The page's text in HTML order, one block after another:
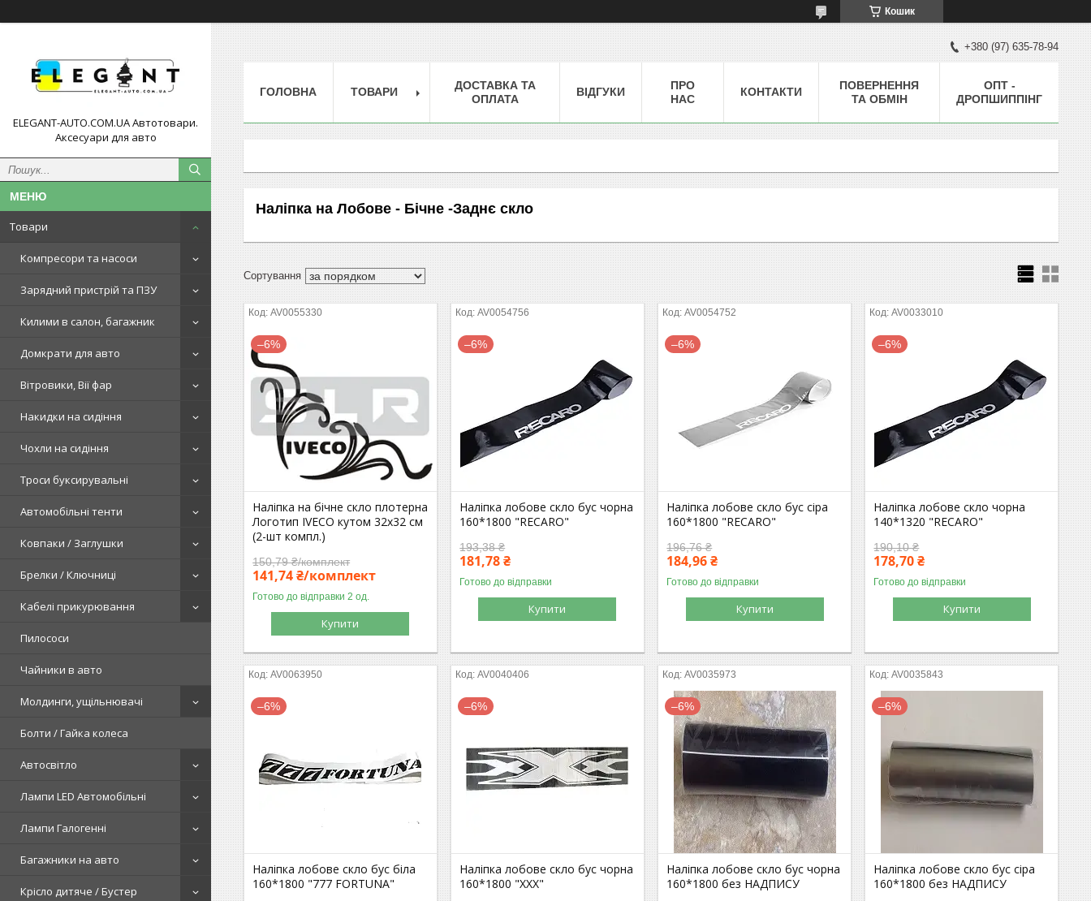
Кошик
ELEGANT-AUTO.COM.UA Автотовари.
Аксесуари для авто
Товари
Компресори та насоси
Зарядний пристрій та ПЗУ
Килими в салон, багажник
Домкрати для авто
Вітровики, Вії фар
Накидки на сидіння
Чохли на сидіння
Троси буксирувальні
Автомобільні тенти
Ковпаки / Заглушки
Брелки / Ключниці
Кабелі прикурювання
Пилососи
Чайники в авто
Молдинги, ущільнювачі
Болти / Гайка колеса
Автосвітло
Лампи LED Автомобільні
Лампи Галогенні
Багажники на авто
Крісло дитяче / Бустер
+380 (97) 635-78-94
ГОЛОВНА ТОВАРИ
ДОСТАВКА ТА
ОПЛАТА
ВІДГУКИ
ПРО
НАС
КОНТАКТИ
ПОВЕРНЕННЯ
ТА ОБМІН
ОПТ -
ДРОПШИППІНГ
Наліпка на Лобове - Бічне -Заднє скло
AV0055330
–6%
Наліпка на бічне скло плотерна
Логотип IVECO кутом 32х32 см
(2-шт компл.)
150,79 ₴/комплект
141,74 ₴/комплект
Готово до відправки 2 од.
Купити
AV0054756
–6%
Наліпка лобове скло бус чорна
160*1800 "RECARO"
193,38 ₴
181,78 ₴
Готово до відправки
Купити
AV0054752
–6%
Наліпка лобове скло бус сіра
160*1800 "RECARO"
196,76 ₴
184,96 ₴
Готово до відправки
Купити
AV0033010
–6%
Наліпка лобове скло чорна
140*1320 "RECARO"
190,10 ₴
178,70 ₴
Готово до відправки
Купити
AV0063950
–6%
Наліпка лобове скло бус біла
160*1800 "777 FORTUNA"
AV0040406
–6%
Наліпка лобове скло бус чорна
160*1800 "XXX"
AV0035973
–6%
Наліпка лобове скло бус чорна
160*1800 без НАДПИСУ
AV0035843
–6%
Наліпка лобове скло бус сіра
160*1800 без НАДПИСУ